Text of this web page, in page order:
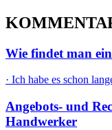
Wie findet man
· Ich habe es schon
Angebots- und
Handwerker